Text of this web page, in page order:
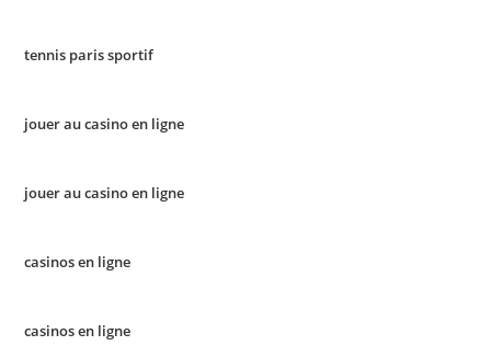
tennis paris sportif
jouer au casino en ligne
jouer au casino en ligne
casinos en ligne
casinos en ligne